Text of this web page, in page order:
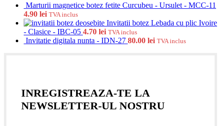
Marturii magnetice botez fetite Curcubeu - Ursulet - MCC-11
4.90 lei TVA inclus
Invitatii botez Lebada cu plic Ivoire
- Clasice - IBC-05 4.70 lei TVA inclus
Invitatie digitala nunta - IDN-27 80.00 lei TVA inclus
INREGISTREAZA-TE LA
NEWSLETTER-UL NOSTRU